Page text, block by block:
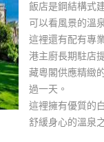
飯店是鋼結構式
可以看風景的溫
這裡還有配有專
港主廚長期駐店
藏粵閣供應精緻
過一天。
這裡擁有優質的
舒緩身心的溫泉